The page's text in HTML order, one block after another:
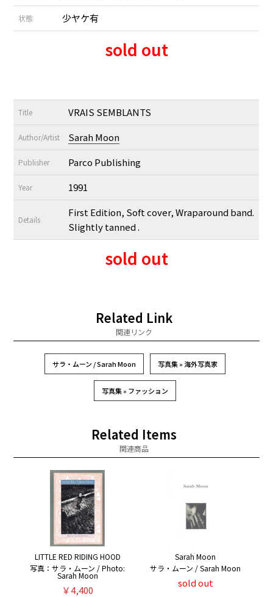
状態 少ヤケ有
sold out
Title VRAIS SEMBLANTS
Author/Artist Sarah Moon
Publisher Parco Publishing
Year 1991
Details
First Edition, Soft cover, Wraparound band.
Slightly tanned .
sold out
Related Link
関連リンク
サラ・ムーン / Sarah Moon 写真集 » 海外写真家
写真集 » ファッション
Related Items
関連商品
LITTLE RED RIDING HOOD
写真：サラ・ムーン / Photo:
Sarah Moon
￥4,400
Sarah Moon
サラ・ムーン / Sarah Moon
sold out